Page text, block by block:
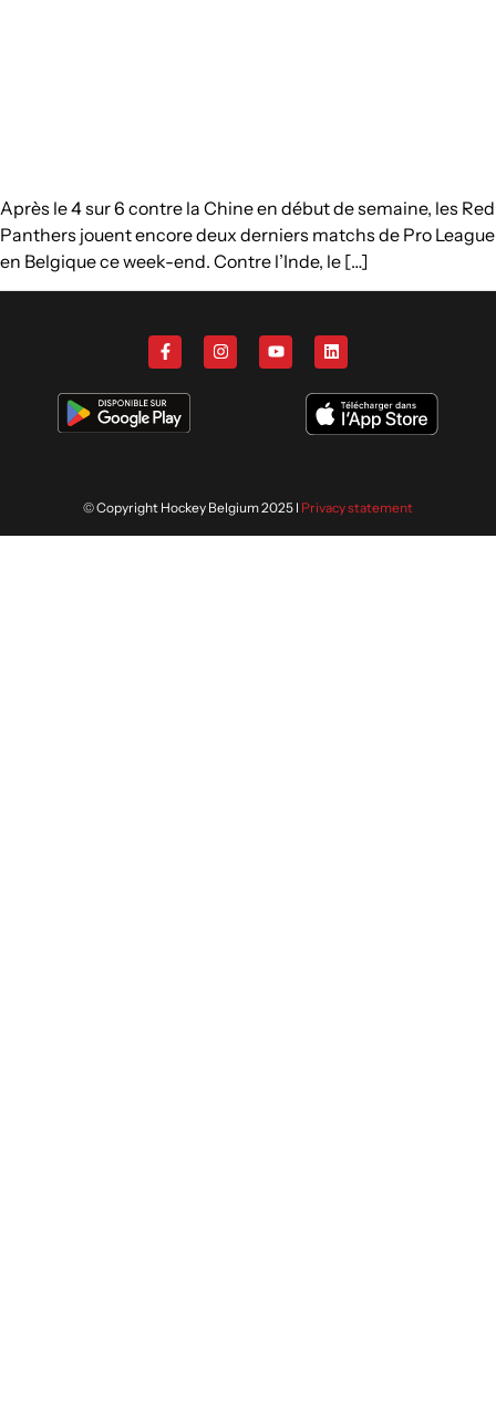
Après le 4 sur 6 contre la Chine en début de semaine, les Red
Panthers jouent encore deux derniers matchs de Pro League
en Belgique ce week-end. Contre l’Inde, le […]
© Copyright Hockey Belgium 2025 I Privacy statement